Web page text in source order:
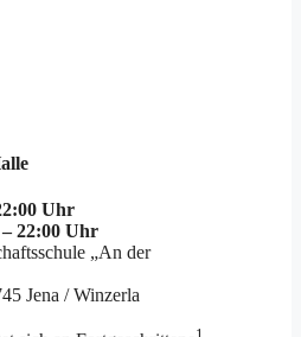
Uhr
22:00 Uhr
„An der
Jena / Winzerla